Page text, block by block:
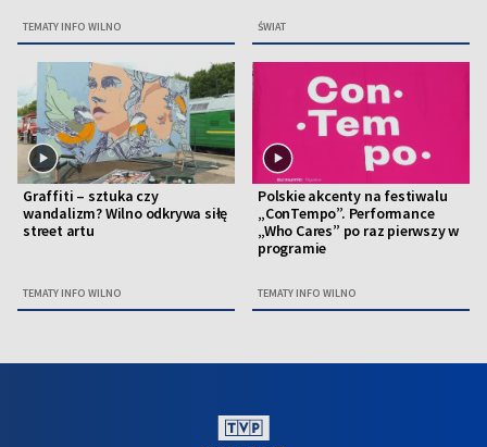
TEMATY INFO WILNO ŚWIAT
Graffiti – sztuka czy
wandalizm? Wilno odkrywa siłę
street artu
TEMATY INFO WILNO
Polskie akcenty na festiwalu
„ConTempo”. Performance
„Who Cares” po raz pierwszy w
programie
TEMATY INFO WILNO